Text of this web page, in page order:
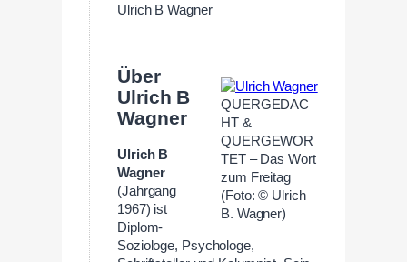
Ulrich B Wagner
QUERGEDAC
HT &
QUERGEWOR
TET – Das Wort
zum Freitag
(Foto: © Ulrich
B. Wagner)
Über
Ulrich B
Wagner
Ulrich B
Wagner
(Jahrgang
1967) ist
Diplom-
Soziologe, Psychologe,